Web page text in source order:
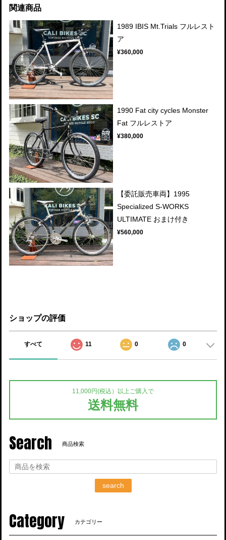
関連商品
1989 IBIS Mt.Trials フルレスト
ア
¥360,000
1990 Fat city cycles Monster
Fat フルレストア
¥380,000
【委託販売車両】1995
Specialized S-WORKS
ULTIMATE おまけ付き
¥560,000
ショップの評価
すべて 11 0 0
11,000円(税込）以上ご購入で
送料無料
Search 商品検索
search
Category カテゴリー